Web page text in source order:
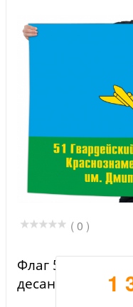
( 0 )
Флаг 51
десантного
1